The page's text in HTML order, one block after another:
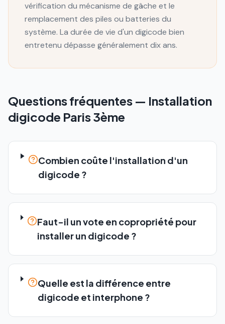
vérification du mécanisme de gâche et le
remplacement des piles ou batteries du
système. La durée de vie d'un digicode bien
entretenu dépasse généralement dix ans.
Questions fréquentes — Installation
digicode Paris 3ème
Combien coûte l'installation d'un
digicode ?
Faut-il un vote en copropriété pour
installer un digicode ?
Quelle est la différence entre
digicode et interphone ?